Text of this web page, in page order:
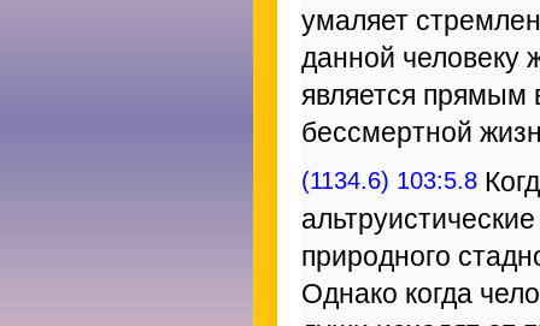
умаляет
данной человеку
является прямым
бессмертной
(1134.6) 103:5.8
природного
Однако когда